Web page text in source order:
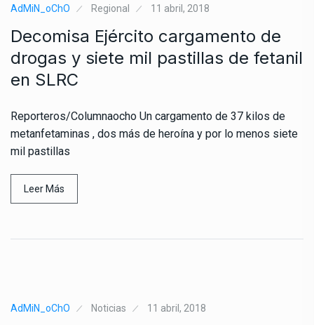
AdMiN_oChO Regional 11 abril, 2018
Decomisa Ejército cargamento de
drogas y siete mil pastillas de fetanil
en SLRC
Reporteros/Columnaocho Un cargamento de 37 kilos de
metanfetaminas , dos más de heroína y por lo menos siete
mil pastillas
Leer Más
AdMiN_oChO Noticias 11 abril, 2018